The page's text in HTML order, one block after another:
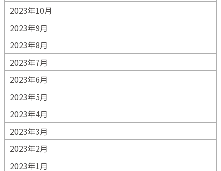
2023年10月
2023年9月
2023年8月
2023年7月
2023年6月
2023年5月
2023年4月
2023年3月
2023年2月
2023年1月